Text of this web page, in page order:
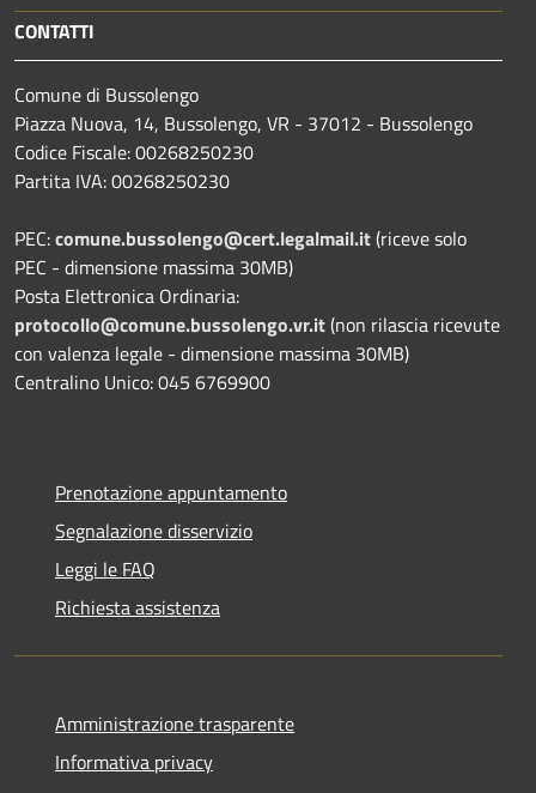
CONTATTI
Comune di Bussolengo
Piazza Nuova, 14, Bussolengo, VR - 37012 - Bussolengo
Codice Fiscale: 00268250230
Partita IVA: 00268250230
PEC:comune.bussolengo@cert.legalmail.it(riceve solo
PEC - dimensione massima 30MB)
Posta Elettronica Ordinaria:
protocollo@comune.bussolengo.vr.it(non rilascia ricevute
con valenza legale - dimensione massima 30MB)
Centralino Unico: 045 6769900
Prenotazione appuntamento
Segnalazione disservizio
Leggi le FAQ
Richiesta assistenza
Amministrazione trasparente
Informativa privacy